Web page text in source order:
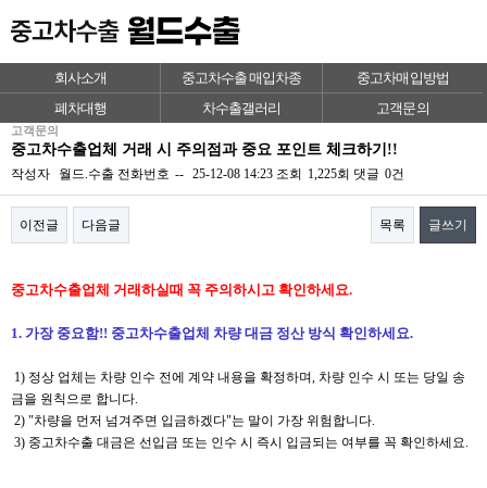
회사소개 중고차수출 매입차종
중고차매입방법
폐차대행
차수출갤러리 고객문의
고객문의
중고차수출업체 거래 시 주의점과 중요 포인트 체크하기!!
작성자 월드.수출 전화번호 -- 25-12-08 14:23 조회 1,225회 댓글 0건
이전글 다음글 목록 글쓰기
중고차수출업체 거래하실때 꼭 주의하시고 확인하세요.
1. 가장 중요함!! 중고차수출업체 차량 대금 정산 방식 확인하세요.
1) 정상 업체는 차량 인수 전에 계약 내용을 확정하며, 차량 인수 시 또는 당일 송
금을 원칙으로 합니다.
2) "차량을 먼저 넘겨주면 입금하겠다"는 말이 가장 위험합니다.
3) 중고차수출 대금은 선입금 또는 인수 시 즉시 입금되는 여부를 꼭 확인하세요.